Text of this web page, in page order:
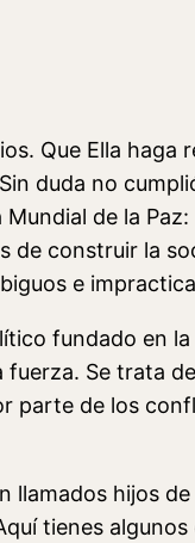
Que Ella haga
duda no
de la
de construir la
e
fundado en la
fuerza. Se trata
parte de los
llamados hijos
tienes